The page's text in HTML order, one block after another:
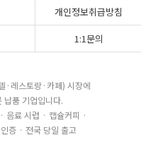
개인정보취급방침
1:1문의
·레스토랑·카페) 시장에
납품 기업입니다.
음료 시럽 · 캡슐커피 ·
증 · 전국 당일 출고